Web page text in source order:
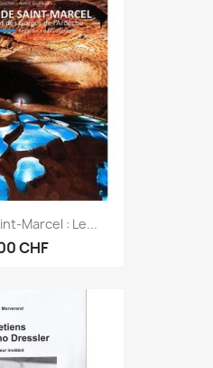
Marcel : Le...
CHF